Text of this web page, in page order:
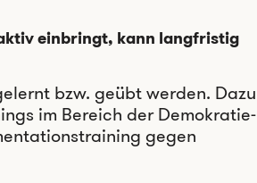
einbringt, kann langfristig
bzw. geübt werden. Dazu
im Bereich der Demokratie-
gegen